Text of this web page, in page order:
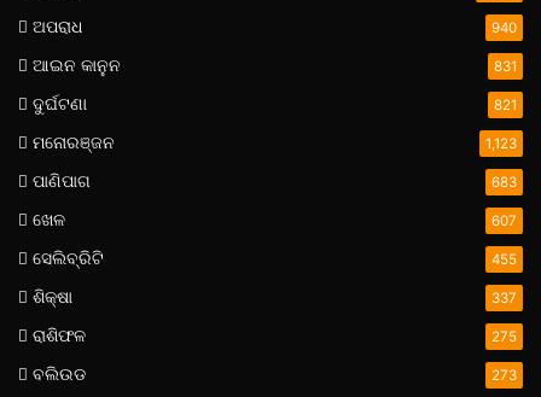
ଅପରାଧ 940
ଆଇନ କାନୁନ 831
ଦୁର୍ଘଟଣା 821
ମନୋରଞ୍ଜନ 1,123
ପାଣିପାଗ 683
ଖେଳ 607
ସେଲିବ୍ରିଟି 455
ଶିକ୍ଷା 337
ରାଶିଫଳ 275
ବଲିଉଡ 273